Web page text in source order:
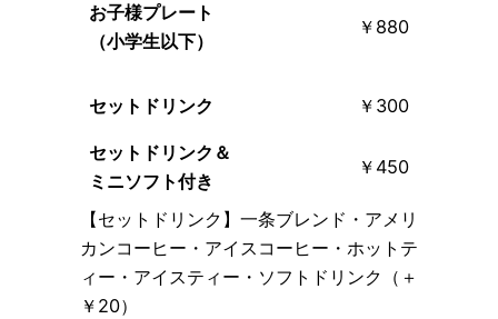
お子様プレート
（小学生以下）
￥880
セットドリンク ￥300
セットドリンク＆
ミニソフト付き
￥450
【セットドリンク】一条ブレンド・アメリ
カンコーヒー・アイスコーヒー・ホットテ
ィー・アイスティー・ソフトドリンク（＋
￥20）